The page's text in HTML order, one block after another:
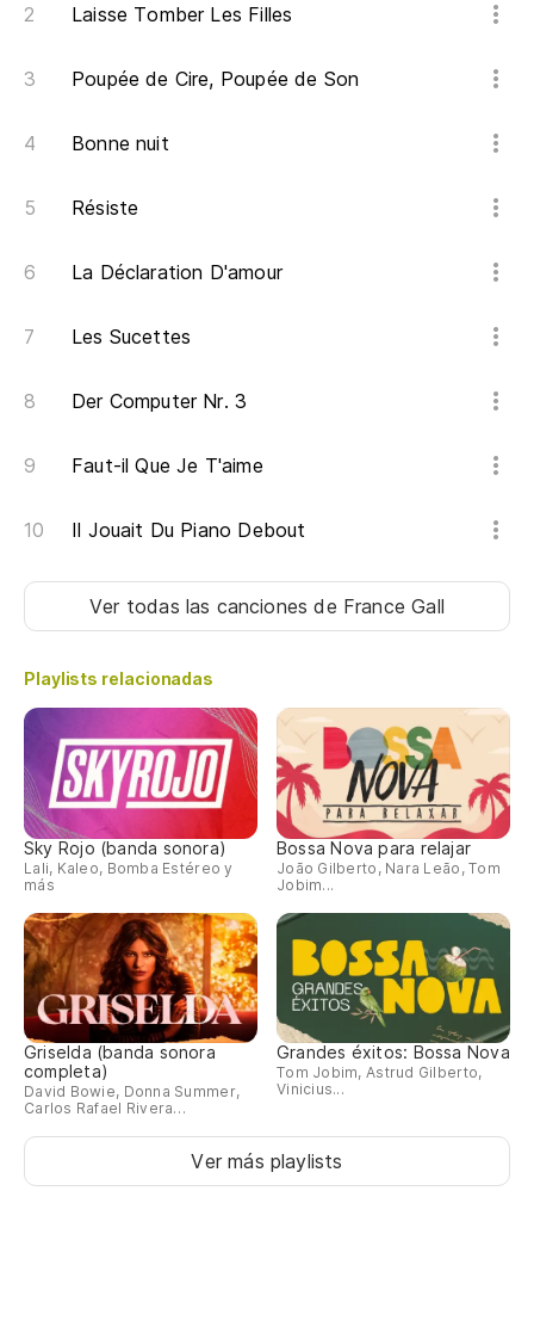
Laisse Tomber Les Filles
Poupée de Cire, Poupée de Son
Bonne nuit
Résiste
La Déclaration D'amour
Les Sucettes
Der Computer Nr. 3
Faut-il Que Je T'aime
Il Jouait Du Piano Debout
Ver todas las cancionesde France Gall
Playlists relacionadas
Sky Rojo (banda sonora)
Lali, Kaleo, Bomba Estéreo y
más
Bossa Nova para relajar
João Gilberto, Nara Leão, Tom
Jobim...
Griselda (banda sonora
completa)
David Bowie, Donna Summer,
Carlos Rafael Rivera…
Grandes éxitos: Bossa Nova
Tom Jobim, Astrud Gilberto,
Vinicius...
Ver más playlists